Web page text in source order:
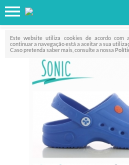
Este website utiliza cookies de acordo com
continuar a navegação está a aceitar a sua
Caso pretenda saber mais, consulte a nossa